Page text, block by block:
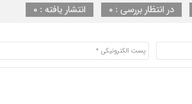
در انتظار بررسی : 0 انتشار یافته : 0